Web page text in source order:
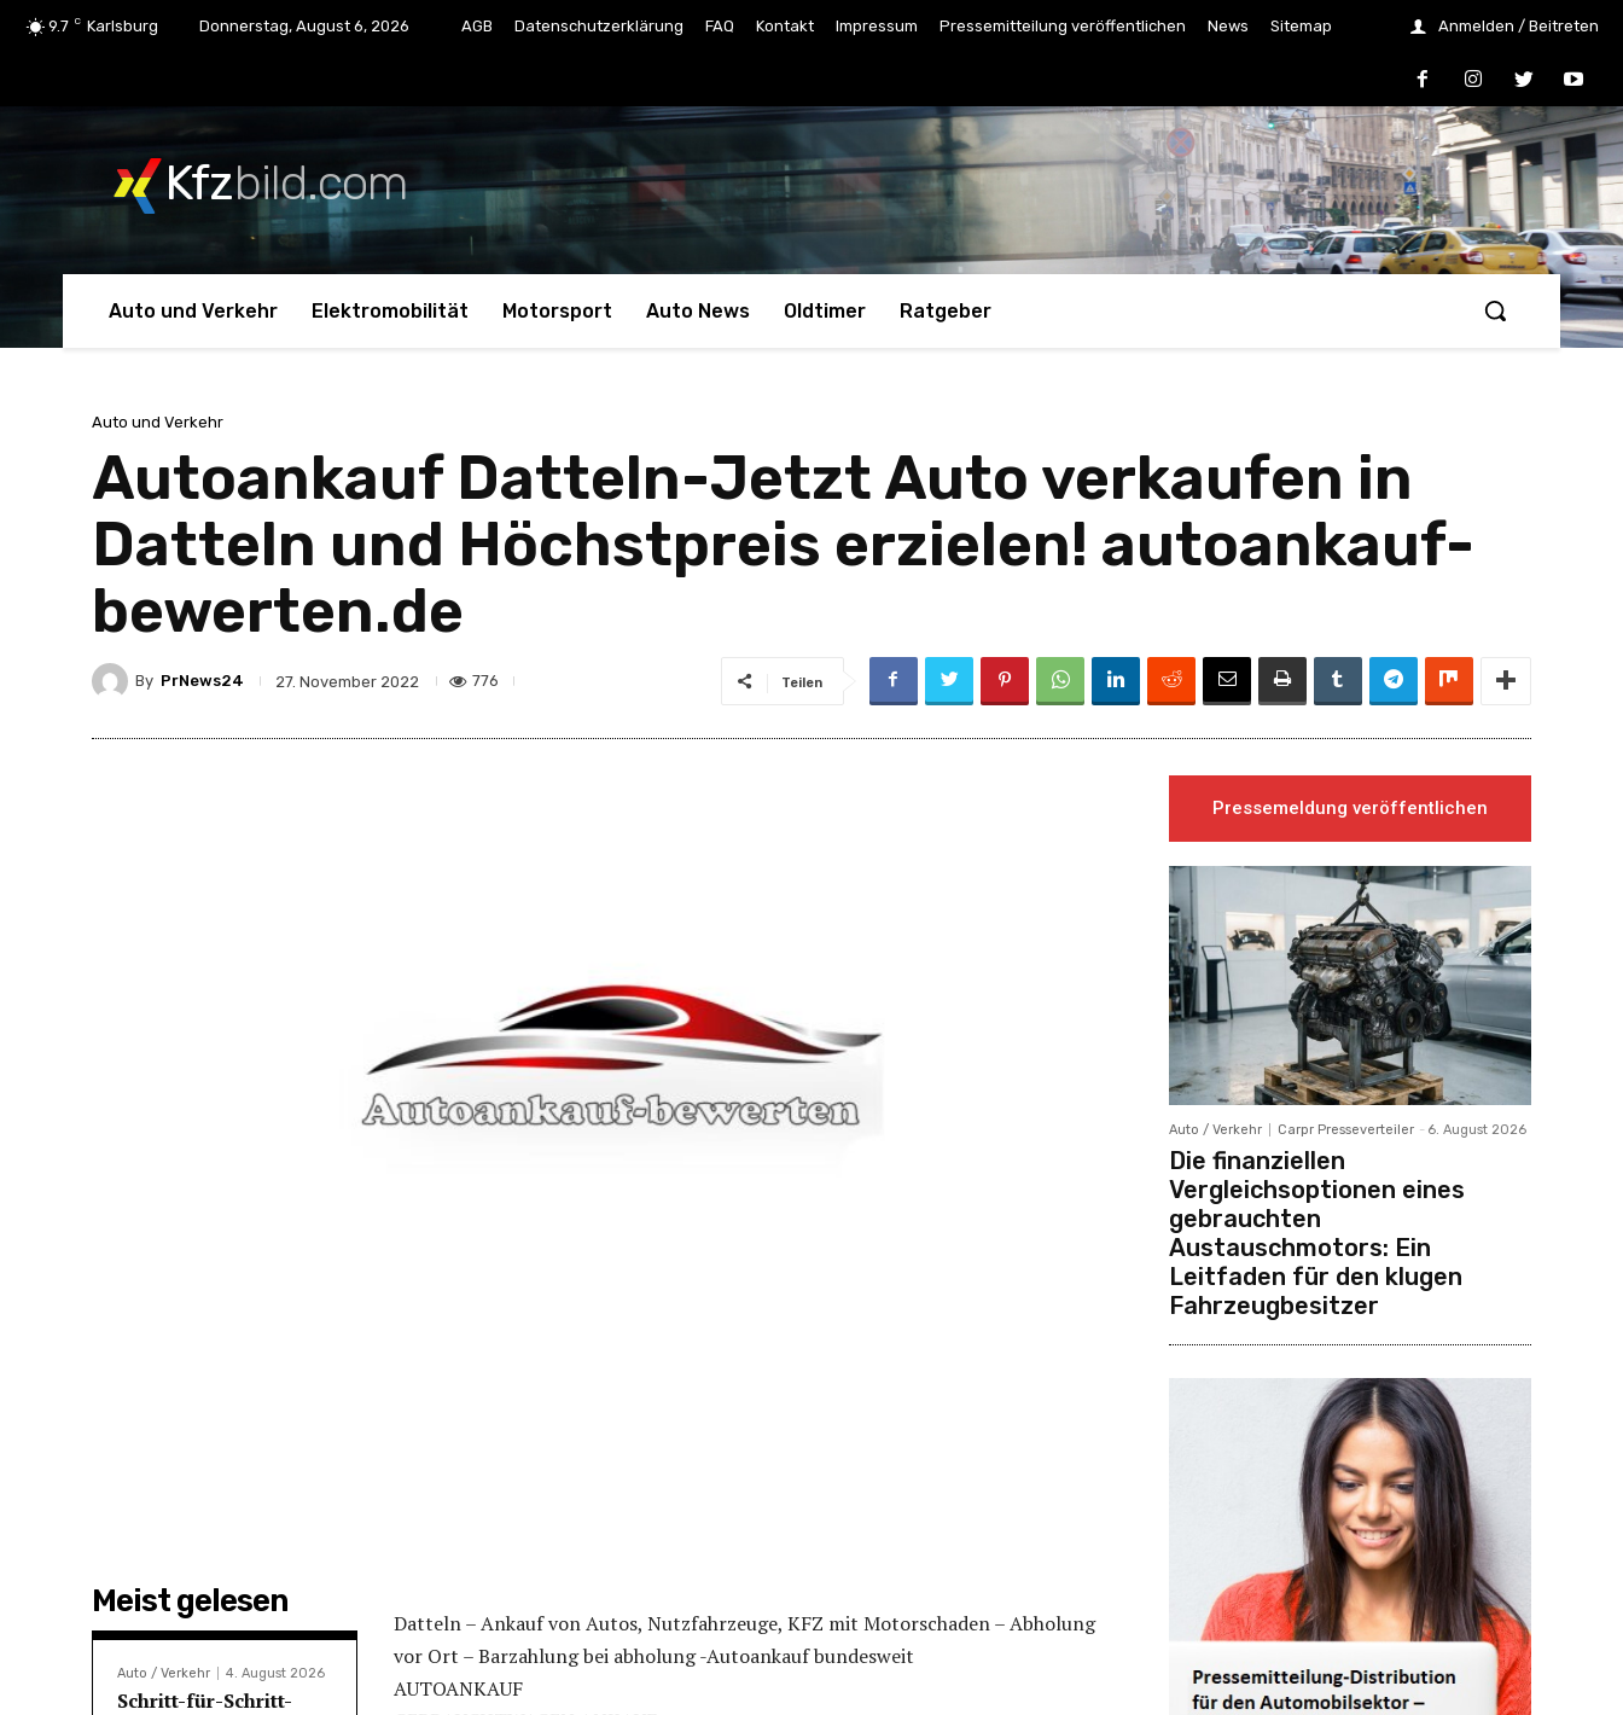
9.7 C Karlsburg Donnerstag, August 6, 2026 AGB Datenschutzerklärung FAQ Kontakt Impressum Pressemitteilung veröffentlichen News Sitemap Anmelden / Beitreten
Kfzbild.com
Auto und Verkehr Elektromobilität Motorsport Auto News Oldtimer Ratgeber
Auto und Verkehr
Autoankauf Datteln-Jetzt Auto verkaufen in
Datteln und Höchstpreis erzielen! autoankauf-
bewerten.de
By PrNews24 27. November 2022 776 Teilen
Meist gelesen
Auto / Verkehr 4. August 2026
Schritt-für-Schritt-
Datteln – Ankauf von Autos, Nutzfahrzeuge, KFZ mit Motorschaden – Abholung
vor Ort – Barzahlung bei abholung -Autoankauf bundesweit
AUTOANKAUF
Pressemeldung veröffentlichen
Auto / Verkehr Carpr Presseverteiler - 6. August 2026
Die finanziellen
Vergleichsoptionen eines
gebrauchten
Austauschmotors: Ein
Leitfaden für den klugen
Fahrzeugbesitzer